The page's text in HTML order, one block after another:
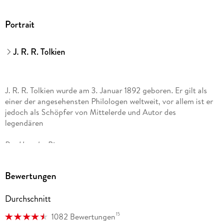
Portrait
J. R. R. Tolkien
J. R. R. Tolkien wurde am 3. Januar 1892 geboren. Er gilt als
einer der angesehensten Philologen weltweit, vor allem ist er
jedoch als Schöpfer von Mittelerde und Autor des
legendären
Der Herr der Ringe
übersetzt und haben sich weltweit millionenfach verkauft.
Ehrendoktorwürde der Universität Oxford verliehen. Er starb
Bewertungen
Durchschnitt
1082 Bewertungen15